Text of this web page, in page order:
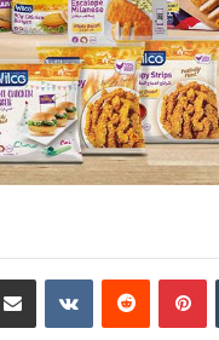
بينتيريست